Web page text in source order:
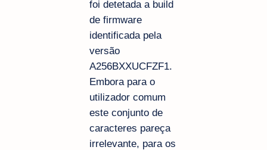
foi detetada a build
de firmware
identificada pela
versão
A256BXXUCFZF1.
Embora para o
utilizador comum
este conjunto de
caracteres pareça
irrelevante, para os